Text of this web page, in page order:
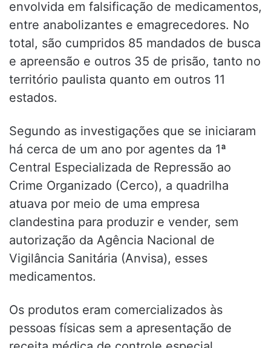
envolvida em falsificação de medicamentos,
entre anabolizantes e emagrecedores. No
total, são cumpridos 85 mandados de busca
e apreensão e outros 35 de prisão, tanto no
território paulista quanto em outros 11
estados.
Segundo as investigações que se iniciaram
há cerca de um ano por agentes da 1ª
Central Especializada de Repressão ao
Crime Organizado (Cerco), a quadrilha
atuava por meio de uma empresa
clandestina para produzir e vender, sem
autorização da Agência Nacional de
Vigilância Sanitária (Anvisa), esses
medicamentos.
Os produtos eram comercializados às
pessoas físicas sem a apresentação de